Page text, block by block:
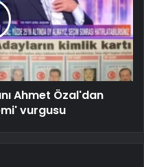
Ahmet Özal'dan
vurgusu